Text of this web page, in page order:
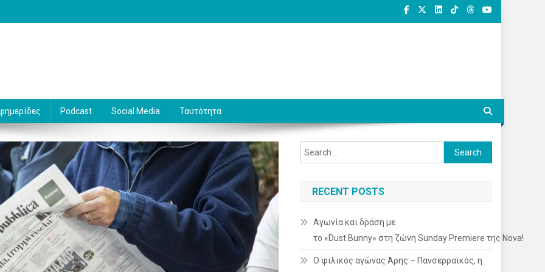
Podcast Social Media Ταυτότητα
Search
for:
RECENT POSTS
Αγωνία και δράση με
το «Dust Bunny» στη ζώνη Sunday Premiere της Nova!
Ο φιλικός αγώνας Άρης – Πανσερραϊκός, η